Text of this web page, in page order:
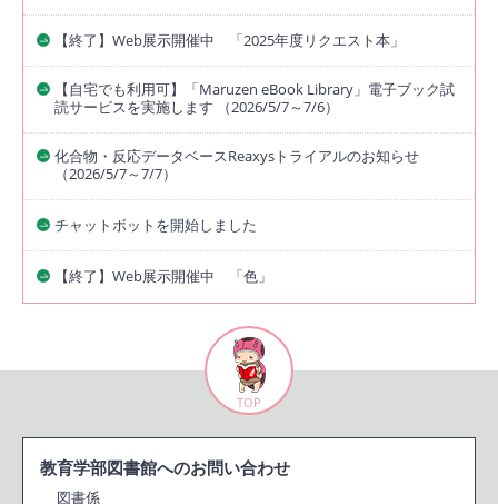
【終了】Web展示開催中 「2025年度リクエスト本」
【自宅でも利用可】「Maruzen eBook Library」電子ブック試
読サービスを実施します （2026/5/7～7/6）
化合物・反応データベースReaxysトライアルのお知らせ
（2026/5/7～7/7）
チャットボットを開始しました
【終了】Web展示開催中 「色」
教育学部図書館へのお問い合わせ
図書係
TOP